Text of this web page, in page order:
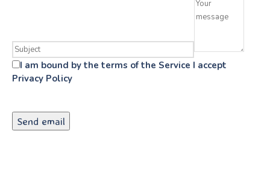
I am bound by the terms of the Service I accept
Privacy Policy